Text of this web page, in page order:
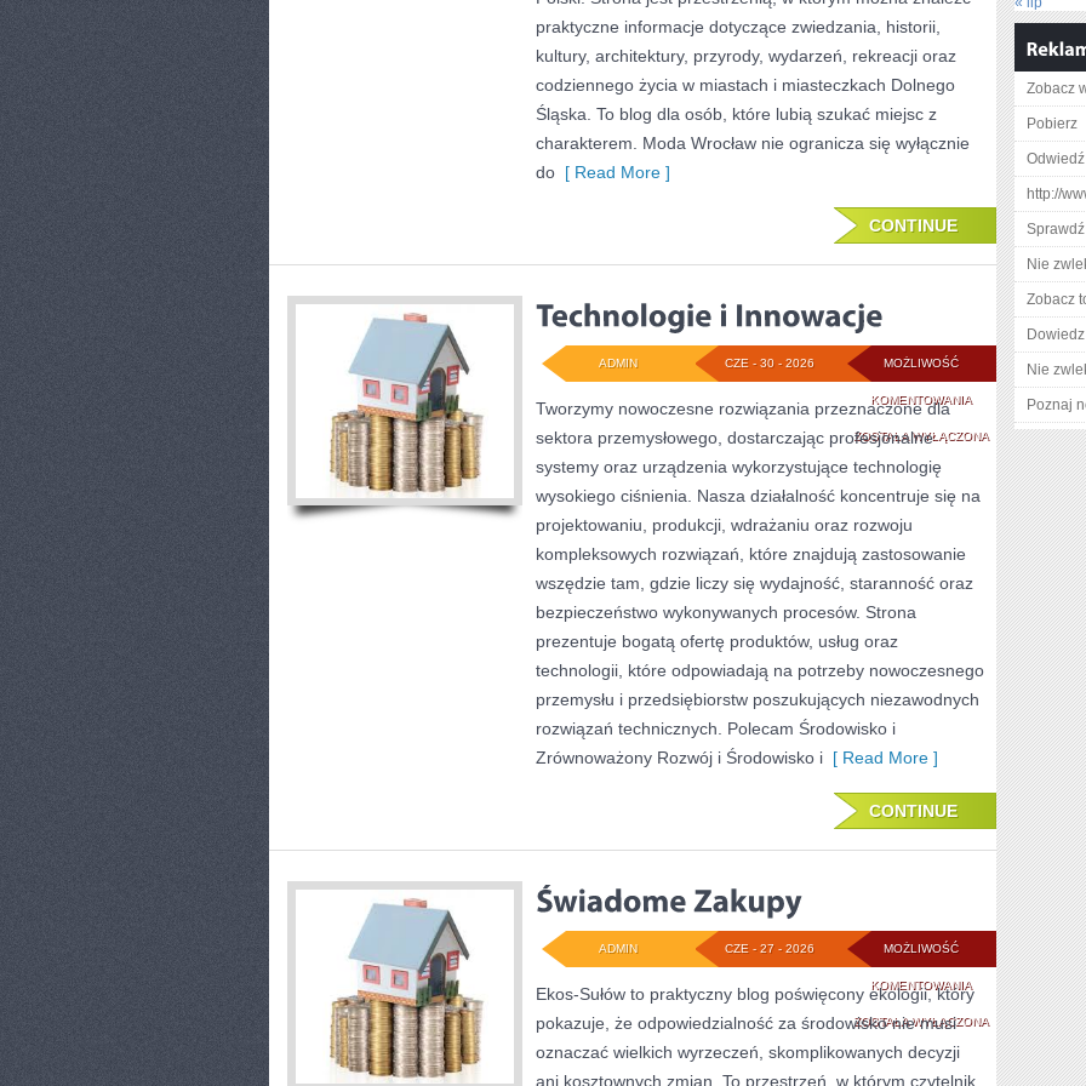
praktyczne informacje dotyczące zwiedzania, historii,
kultury, architektury, przyrody, wydarzeń, rekreacji oraz
codziennego życia w miastach i miasteczkach Dolnego
Śląska. To blog dla osób, które lubią szukać miejsc z
charakterem. Moda Wrocław nie ogranicza się wyłącznie
do [ Read More ]
CONTINUE
MOŻLIWOŚĆ
KOMENTOWANIATECHNOLOGIE
I
INNOWACJE
ZOSTAŁA WYŁĄCZONA
CZE - 30 - 2026
ADMIN
Tworzymy nowoczesne rozwiązania przeznaczone dla
sektora przemysłowego, dostarczając profesjonalne
systemy oraz urządzenia wykorzystujące technologię
wysokiego ciśnienia. Nasza działalność koncentruje się na
projektowaniu, produkcji, wdrażaniu oraz rozwoju
kompleksowych rozwiązań, które znajdują zastosowanie
wszędzie tam, gdzie liczy się wydajność, staranność oraz
bezpieczeństwo wykonywanych procesów. Strona
prezentuje bogatą ofertę produktów, usług oraz
technologii, które odpowiadają na potrzeby nowoczesnego
przemysłu i przedsiębiorstw poszukujących niezawodnych
rozwiązań technicznych. Polecam Środowisko i
Zrównoważony Rozwój i Środowisko i [ Read More ]
CONTINUE
MOŻLIWOŚĆ
KOMENTOWANIAŚWIADOME
ZAKUPY
ZOSTAŁA WYŁĄCZONA
CZE - 27 - 2026
ADMIN
Ekos-Sułów to praktyczny blog poświęcony ekologii, który
pokazuje, że odpowiedzialność za środowisko nie musi
oznaczać wielkich wyrzeczeń, skomplikowanych decyzji
ani kosztownych zmian. To przestrzeń, w którym czytelnik
Zobacz
Pobierz
http://
Sprawdź
Nie
Zobacz
Nie
Poznaj